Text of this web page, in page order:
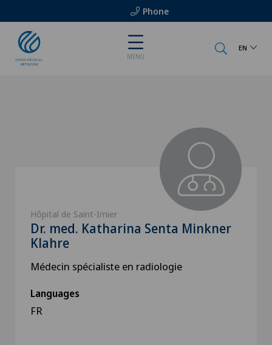
Phone
MENU
EN
Hôpital de Saint-Imier
Dr. med. Katharina Senta Minkner
Klahre
Médecin spécialiste en radiologie
Languages
FR